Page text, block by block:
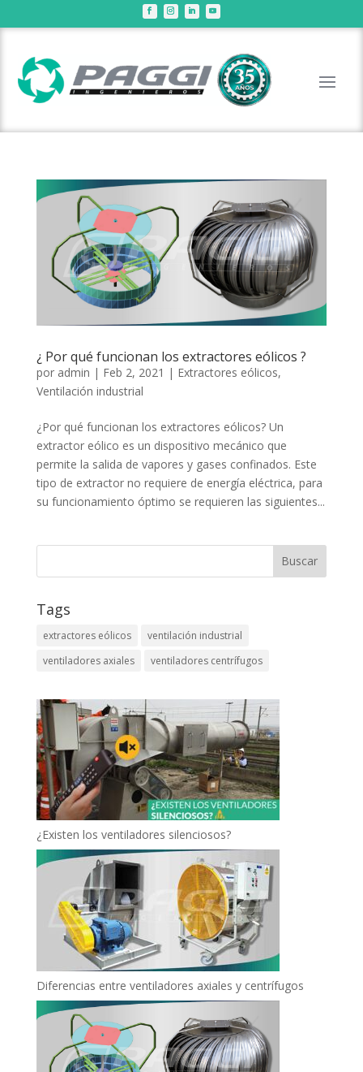
¿ Por qué funcionan los extractores eólicos ?
por admin | Feb 2, 2021 | Extractores eólicos,
Ventilación industrial
¿Por qué funcionan los extractores eólicos? Un
extractor eólico es un dispositivo mecánico que
permite la salida de vapores y gases confinados. Este
tipo de extractor no requiere de energía eléctrica, para
su funcionamiento óptimo se requieren las siguientes...
Buscar
Tags
extractores eólicos
ventilación industrial
ventiladores axiales
ventiladores centrífugos
¿Existen los ventiladores silenciosos?
Diferencias entre ventiladores axiales y centrífugos